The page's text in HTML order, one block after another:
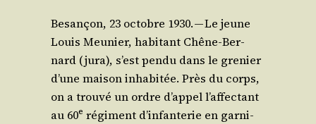
Besan­çon, 23 octobre 1930. — Le jeune
Louis Meu­nier, habi­tant Chêne-Ber­
nard (jura), s’est pen­du dans le gre­nier
d’une mai­son inha­bi­tée. Près du corps,
on a trou­vé un ordre d’ap­pel l’af­fec­tant
au 60e régi­ment d’in­fan­te­rie en gar­ni­